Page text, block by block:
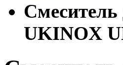
UKINOX